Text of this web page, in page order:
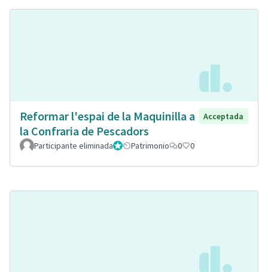
Reformar l'espai de la Maquinilla a
la Confraria de Pescadors
Acceptada
Participante eliminadaAdministrador
Patrimonio 0 0